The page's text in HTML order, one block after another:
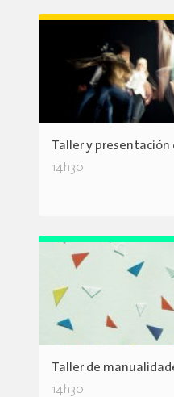
Taller y
14h30
Taller de
14h30